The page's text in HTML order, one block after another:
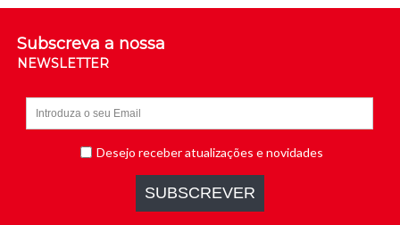
Subscreva a nossa
NEWSLETTER